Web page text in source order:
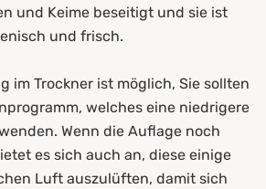
und Keime beseitigt und sie ist
und frisch.
im Trockner ist möglich, Sie sollten
welches eine niedrigere
Wenn die Auflage noch
es sich auch an, diese einige
Luft auszulüften, damit sich